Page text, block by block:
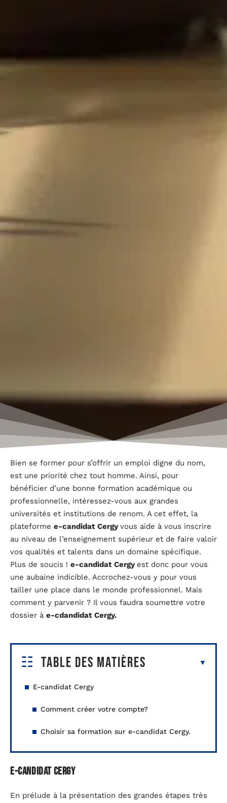
Bien se former pour s’offrir un emploi digne du nom,
est une priorité chez tout homme. Ainsi, pour
bénéficier d’une bonne formation académique ou
professionnelle, intéressez-vous aux grandes
universités et institutions de renom. A cet effet, la
plateforme e-candidat Cergyvous aide à vous inscrire
au niveau de l’enseignement supérieur et de faire valoir
vos qualités et talents dans un domaine spécifique.
Plus de soucis ! e-candidat Cergy est donc pour vous
une aubaine indicible. Accrochez-vous y pour vous
tailler une place dans le monde professionnel. Mais
comment y parvenir ? Il vous faudra soumettre votre
dossier à e-cdandidat Cergy.
Table des matières
E-candidat Cergy
Comment créer votre compte?
Choisir sa formation sur e-candidat Cergy.
E-candidat Cergy
En prélude à la présentation des grandes étapes très